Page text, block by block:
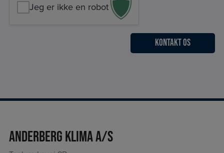
Jeg er ikke en robot
Anderberg Klima A/S